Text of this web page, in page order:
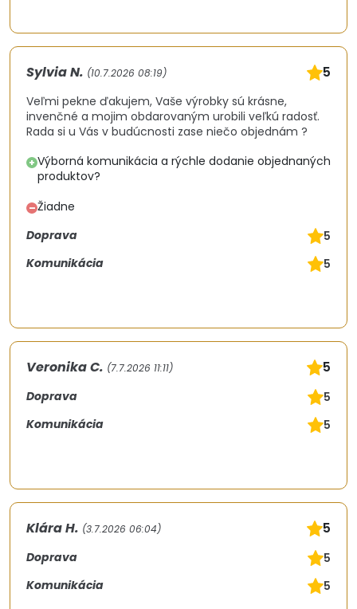
Sylvia N. (10.7.2026 08:19) 5
Veľmi pekne ďakujem, Vaše výrobky sú krásne,
invenčné a mojim obdarovaným urobili veľkú radosť.
Rada si u Vás v budúcnosti zase niečo objednám ?
+Výborná komunikácia a rýchle dodanie objednaných
produktov?
–Žiadne
Doprava
5
Komunikácia
5
Veronika C. (7.7.2026 11:11) 5
Doprava
5
Komunikácia
5
Klára H. (3.7.2026 06:04) 5
Doprava
5
Komunikácia
5